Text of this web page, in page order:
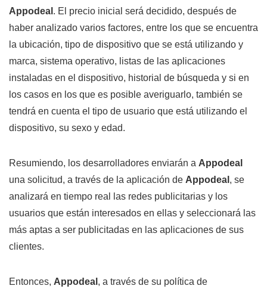
Appodeal . El precio inicial será decidido, después de
haber analizado varios factores, entre los que se encuentra
la ubicación, tipo de dispositivo que se está utilizando y
marca, sistema operativo, listas de las aplicaciones
instaladas en el dispositivo, historial de búsqueda y si en
los casos en los que es posible averiguarlo, también se
tendrá en cuenta el tipo de usuario que está utilizando el
dispositivo, su sexo y edad.
Resumiendo, los desarrolladores enviarán a Appodeal
una solicitud, a través de la aplicación de Appodeal , se
analizará en tiempo real las redes publicitarias y los
usuarios que están interesados en ellas y seleccionará las
más aptas a ser publicitadas en las aplicaciones de sus
clientes.
Entonces, Appodeal , a través de su política de